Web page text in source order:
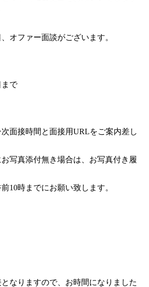
オファー面談がございます。
まで
面接時間と面接用URLをご案内差し
写真添付無き場合は、お写真付き履
10時までにお願い致します。
なりますので、お時間になりました